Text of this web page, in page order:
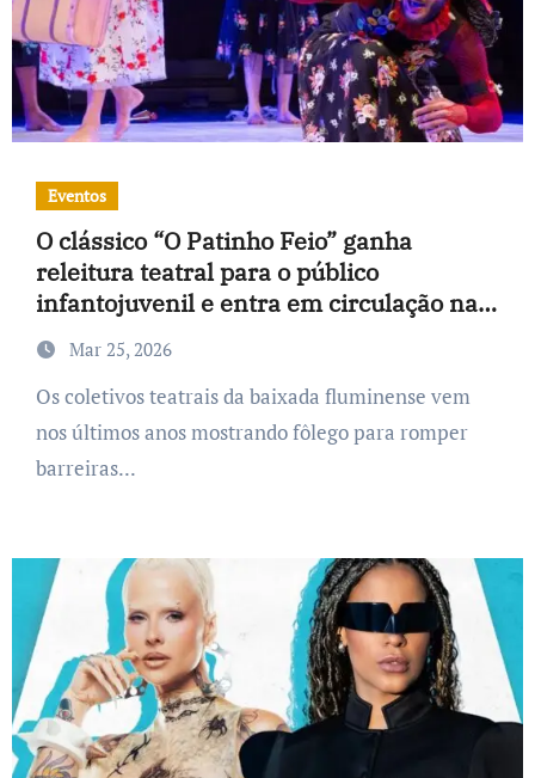
Eventos
O clássico “O Patinho Feio” ganha
releitura teatral para o público
infantojuvenil e entra em circulação na
baixada fluminense
Mar 25, 2026
Os coletivos teatrais da baixada fluminense vem
nos últimos anos mostrando fôlego para romper
barreiras...